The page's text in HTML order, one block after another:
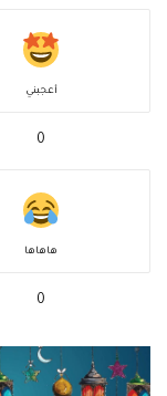
أعجبني
0
هاهاها
0